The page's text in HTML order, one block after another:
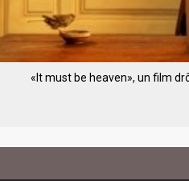
«It must be heaven», un film